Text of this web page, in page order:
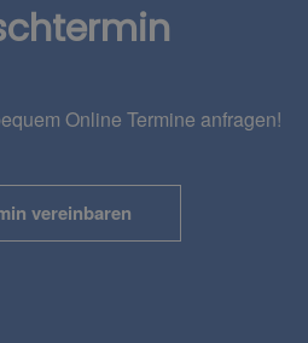
Online Termine anfragen!
vereinbaren